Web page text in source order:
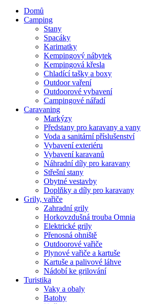
Domů
Camping
Stany
Spacáky
Karimatky
Kempingový nábytek
Kempingová křesla
Chladící tašky a boxy
Outdoor vaření
Outdoorové vybavení
Campingové nářadí
Caravaning
Markýzy
Předstany pro karavany a vany
Voda a sanitární příslušenství
Vybavení exteriéru
Vybavení karavanů
Náhradní díly pro karavany
Střešní stany
Obytné vestavby
Doplňky a díly pro karavany
Grily, vařiče
Zahradní grily
Horkovzdušná trouba Omnia
Elektrické grily
Přenosná ohniště
Outdoorové vařiče
Plynové vařiče a kartuše
Kartuše a palivové láhve
Nádobí ke grilování
Turistika
Vaky a obaly
Batohy